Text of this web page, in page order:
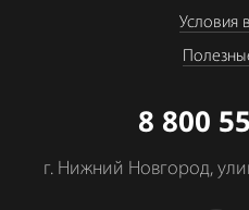
Условия
8 800
г. Нижний Новгород,